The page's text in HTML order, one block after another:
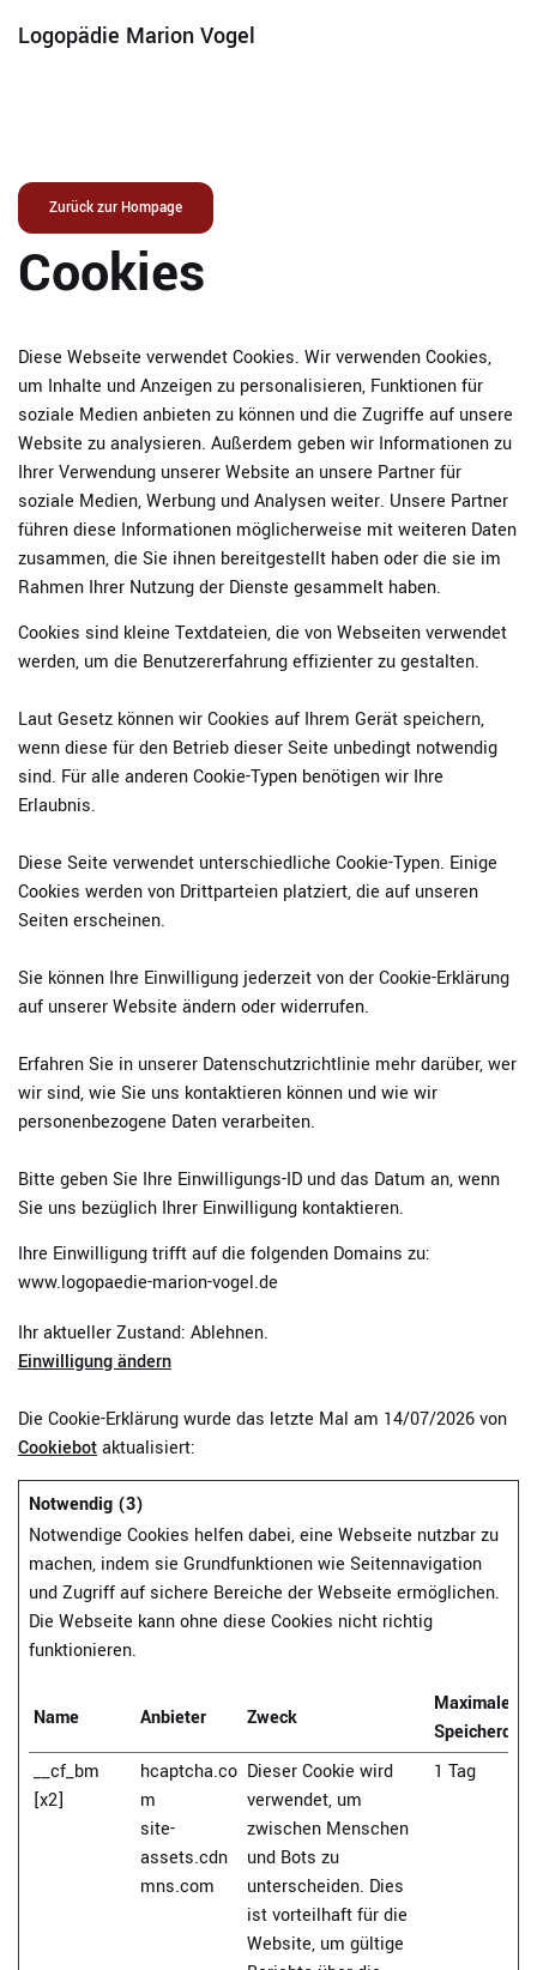
Zum Inhalt springen
Logopädie Marion Vogel
Zurück zur Hompage
Cookies
Diese Webseite verwendet Cookies. Wir verwenden Cookies,
um Inhalte und Anzeigen zu personalisieren, Funktionen für
soziale Medien anbieten zu können und die Zugriffe auf unsere
Website zu analysieren. Außerdem geben wir Informationen zu
Ihrer Verwendung unserer Website an unsere Partner für
soziale Medien, Werbung und Analysen weiter. Unsere Partner
führen diese Informationen möglicherweise mit weiteren Daten
zusammen, die Sie ihnen bereitgestellt haben oder die sie im
Rahmen Ihrer Nutzung der Dienste gesammelt haben.
Cookies sind kleine Textdateien, die von Webseiten verwendet
werden, um die Benutzererfahrung effizienter zu gestalten.
Laut Gesetz können wir Cookies auf Ihrem Gerät speichern,
wenn diese für den Betrieb dieser Seite unbedingt notwendig
sind. Für alle anderen Cookie-Typen benötigen wir Ihre
Erlaubnis.
Diese Seite verwendet unterschiedliche Cookie-Typen. Einige
Cookies werden von Drittparteien platziert, die auf unseren
Seiten erscheinen.
Sie können Ihre Einwilligung jederzeit von der Cookie-Erklärung
auf unserer Website ändern oder widerrufen.
Erfahren Sie in unserer Datenschutzrichtlinie mehr darüber, wer
wir sind, wie Sie uns kontaktieren können und wie wir
personenbezogene Daten verarbeiten.
Bitte geben Sie Ihre Einwilligungs-ID und das Datum an, wenn
Sie uns bezüglich Ihrer Einwilligung kontaktieren.
Ihre Einwilligung trifft auf die folgenden Domains zu:
www.logopaedie-marion-vogel.de
Ihr aktueller Zustand: Ablehnen.
Einwilligung ändern
Die Cookie-Erklärung wurde das letzte Mal am 14/07/2026 von
Cookiebotaktualisiert:
Notwendig (3)
Notwendige Cookies helfen dabei, eine Webseite nutzbar zu
machen, indem sie Grundfunktionen wie Seitennavigation
und Zugriff auf sichere Bereiche der Webseite ermöglichen.
Die Webseite kann ohne diese Cookies nicht richtig
funktionieren.
Name Anbieter Zweck
Maximale
__cf_bm
[x2]
hcaptcha.co
m
site-
assets.cdn
mns.com
Dieser Cookie wird
verwendet, um
zwischen Menschen
und Bots zu
unterscheiden. Dies
ist vorteilhaft für die
Website, um gültige
1 Tag